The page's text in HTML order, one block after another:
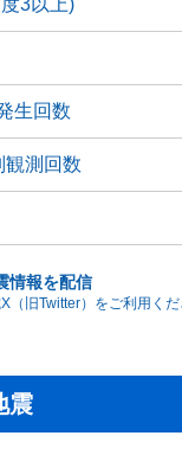
3以上)
生回数
観測回数
情報を配信
（旧Twitter）をご利用くだ
震